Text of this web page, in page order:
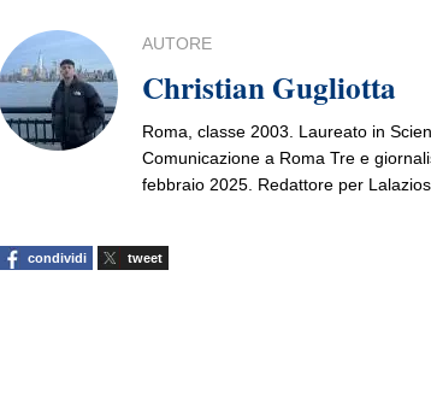
AUTORE
Christian Gugliotta
Roma, classe 2003. Laureato in
Comunicazione a Roma Tre e
febbraio 2025. Redattore per
condividi tweet